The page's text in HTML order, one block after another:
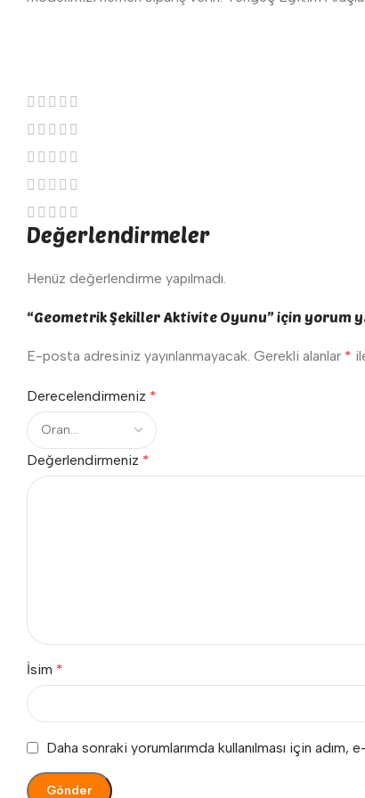
Değerlendirmeler
Henüz değerlendirme yapılmadı.
“Geometrik Şekiller Aktivite Oyunu” için yorum
E-posta adresiniz yayınlanmayacak. Gerekli alanlar *
Derecelendirmeniz *
Değerlendirmeniz *
İsim *
Daha sonraki yorumlarımda kullanılması için